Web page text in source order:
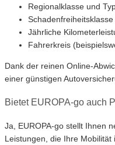
Regionalklasse und
Jährliche
Fahrerkreis
Dank der reinen Online-
einer günstigen
Bietet EUROPA-go auch
Ja, EUROPA-go stellt Ihnen
Leistungen, die Ihre Mobilität